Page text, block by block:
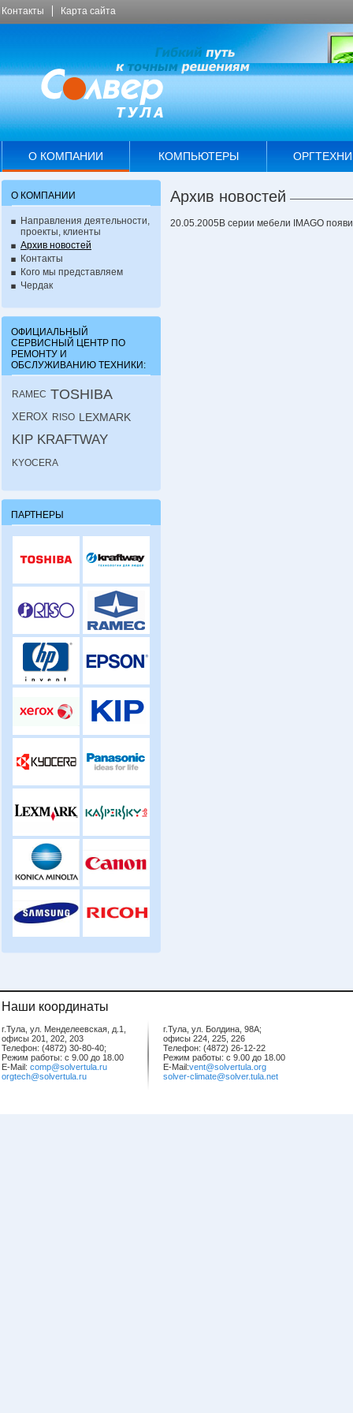
Контакты Карта сайта
О КОМПАНИИ КОМПЬЮТЕРЫ
Архив новостей
20.05.2005 В серии мебели IMAGO
О КОМПАНИИ
Направления деятельности,
проекты, клиенты
Архив новостей
Контакты
Кого мы представляем
Чердак
ОФИЦИАЛЬНЫЙ
СЕРВИСНЫЙ ЦЕНТР ПО
РЕМОНТУ И
ОБСЛУЖИВАНИЮ ТЕХНИКИ:
RAMEC TOSHIBA
XEROX RISO LEXMARK
KIP KRAFTWAY
KYOCERA
ПАРТНЕРЫ
Наши координаты
г.Тула, ул. Менделеевская, д.1,
офисы 201, 202, 203
Телефон: (4872) 30-80-40;
Режим работы: с 9.00 до 18.00
E-Mail: comp@solvertula.ru
orgtech@solvertula.ru
г.Тула, ул. Болдина, 98А;
офисы 224, 225, 226
Телефон: (4872) 26-12-22
Режим работы: с 9.00 до 18.00
E-Mail:vent@solvertula.org
solver-climate@solver.tula.net